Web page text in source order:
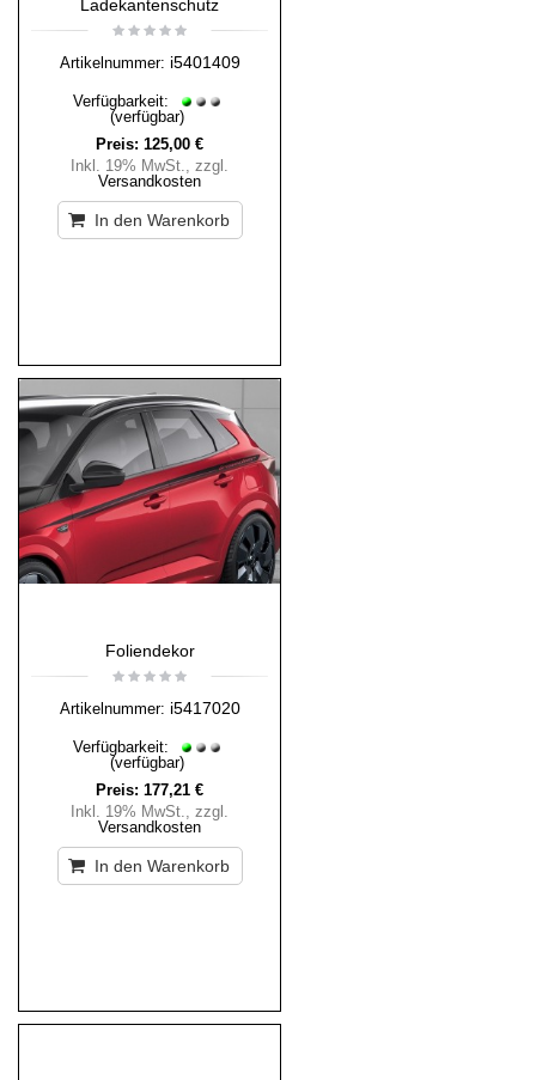
Ladekantenschutz
Artikelnummer: i5401409
Verfügbarkeit:
(verfügbar)
Preis: 125,00 €
Inkl. 19% MwSt., zzgl.
Versandkosten
In den Warenkorb
Foliendekor
Artikelnummer: i5417020
Verfügbarkeit:
(verfügbar)
Preis: 177,21 €
Inkl. 19% MwSt., zzgl.
Versandkosten
In den Warenkorb